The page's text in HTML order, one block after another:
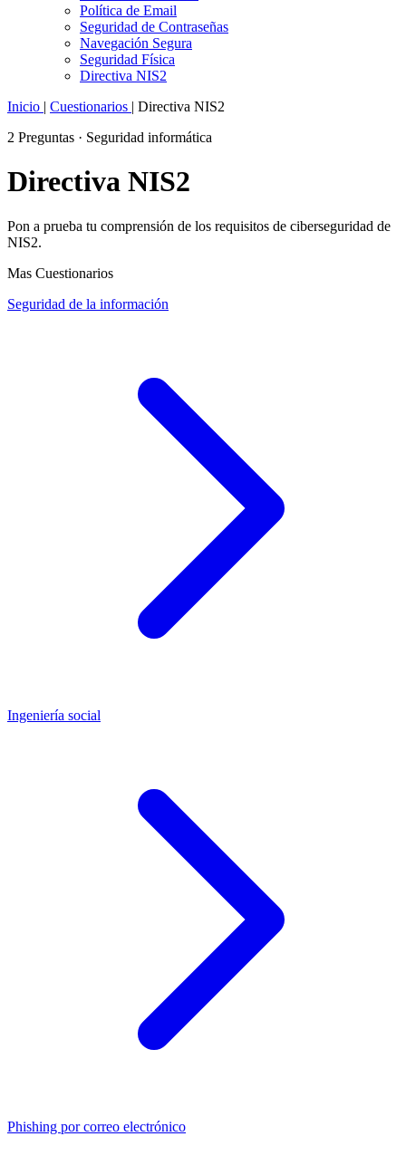
Política de Email
Seguridad de Contraseñas
Navegación Segura
Seguridad Física
Directiva NIS2
Inicio | Cuestionarios | Directiva NIS2
2 Preguntas · Seguridad informática
Directiva NIS2
Pon a prueba tu comprensión de los requisitos de ciberseguridad de
NIS2.
Mas Cuestionarios
Seguridad de la información
Ingeniería social
Phishing por correo electrónico